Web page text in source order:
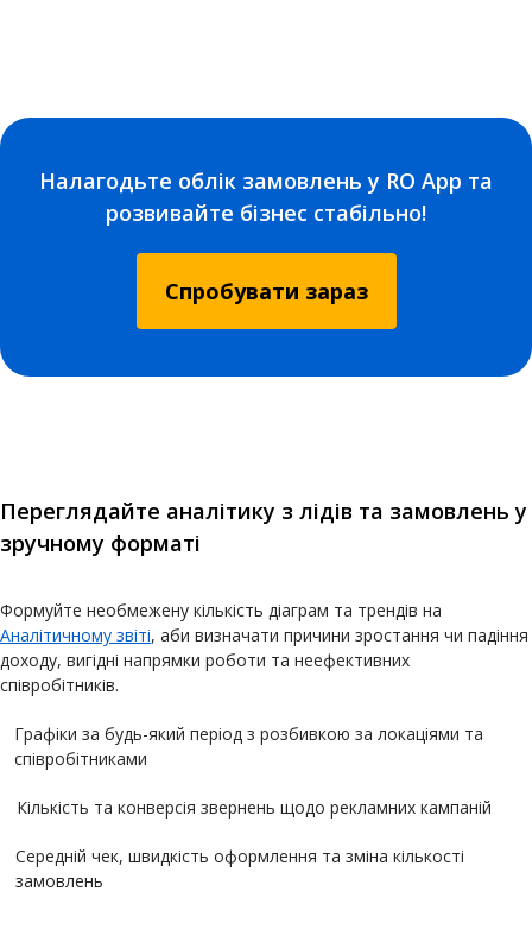
Налагодьте облік замовлень у RO App та
розвивайте бізнес стабільно!
Спробувати зараз
Переглядайте аналітику з лідів та замовлень у
зручному форматі
Формуйте необмежену кількість діаграм та трендів на
Аналітичному звіті, аби визначати причини зростання чи падіння
доходу, вигідні напрямки роботи та неефективних
співробітників.
Графіки за будь-який період з розбивкою за локаціями та
співробітниками
Кількість та конверсія звернень щодо рекламних кампаній
Середній чек, швидкість оформлення та зміна кількості
замовлень